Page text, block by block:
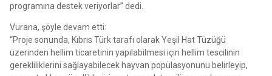
programına destek veriyorlar” dedi.
Vurana, şöyle devam etti:
“Proje sonunda, Kıbrıs Türk tarafı olarak Yeşil Hat Tüzüğü
üzerinden hellim ticaretinin yapılabilmesi için hellim tescilinin
gerekliliklerini sağlayabilecek hayvan popülasyonunu belirleyip,